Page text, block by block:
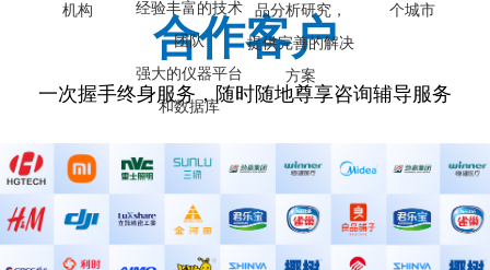
机构
经验丰富的技术
团队
强大的仪器平台
和数据库
品分析研究，
提供完善的解决
方案
个城市
合作客户
一次握手终身服务，随时随地尊享咨询辅导服务